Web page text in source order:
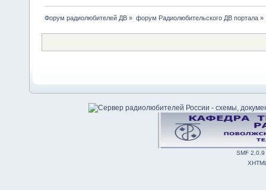
Форум радиолюбителей ДВ » форум Радиолюбительского ДВ портала»
SMF 2.0.9